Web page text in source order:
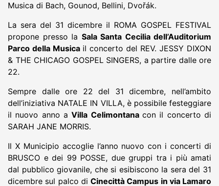
Musica di Bach, Gounod, Bellini, Dvořák.
La sera del 31 dicembre il ROMA GOSPEL FESTIVAL
propone presso la Sala Santa Cecilia dell’Auditorium
Parco della Musica il concerto del REV. JESSY DIXON
& THE CHICAGO GOSPEL SINGERS, a partire dalle ore
22.
Sempre dalle ore 22 del 31 dicembre, nell’ambito
dell’iniziativa NATALE IN VILLA, è possibile festeggiare
il nuovo anno aVilla Celimontanacon il concerto di
SARAH JANE MORRIS.
Il X Municipio accoglie l’anno nuovo con i concerti di
BRUSCO e dei 99 POSSE, due gruppi tra i più amati
dal pubblico giovanile, che si esibiscono la sera del 31
dicembre sul palco di Cinecittà Campus in via Lamaro